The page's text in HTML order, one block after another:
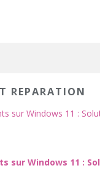
REPARATION